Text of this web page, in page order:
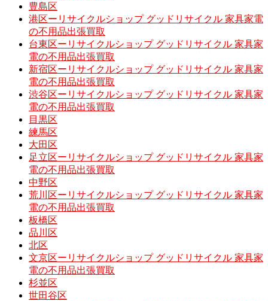
豊島区
港区ーリサイクルショップ グッドリサイクル 家具家電
の不用品出張買取
台東区ーリサイクルショップ グッドリサイクル 家具家
電の不用品出張買取
新宿区ーリサイクルショップ グッドリサイクル 家具家
電の不用品出張買取
渋谷区ーリサイクルショップ グッドリサイクル 家具家
電の不用品出張買取
目黒区
練馬区
大田区
足立区ーリサイクルショップ グッドリサイクル 家具家
電の不用品出張買取
中野区
荒川区ーリサイクルショップ グッドリサイクル 家具家
電の不用品出張買取
板橋区
品川区
北区
文京区ーリサイクルショップ グッドリサイクル 家具家
電の不用品出張買取
杉並区
世田谷区